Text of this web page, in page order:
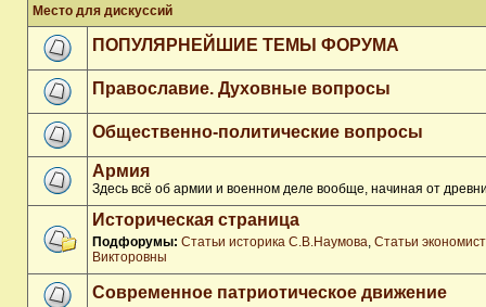
Место для дискуссий
ПОПУЛЯРНЕЙШИЕ ТЕМЫ ФОРУМА
Православие. Духовные вопросы
Общественно-политические вопросы
Армия
Здесь всё об армии и военном деле вообще, начиная от
Историческая страница
Подфорумы: Статьи историка С.В.Наумова, Статьи
Викторовны
Современное патриотическое движение